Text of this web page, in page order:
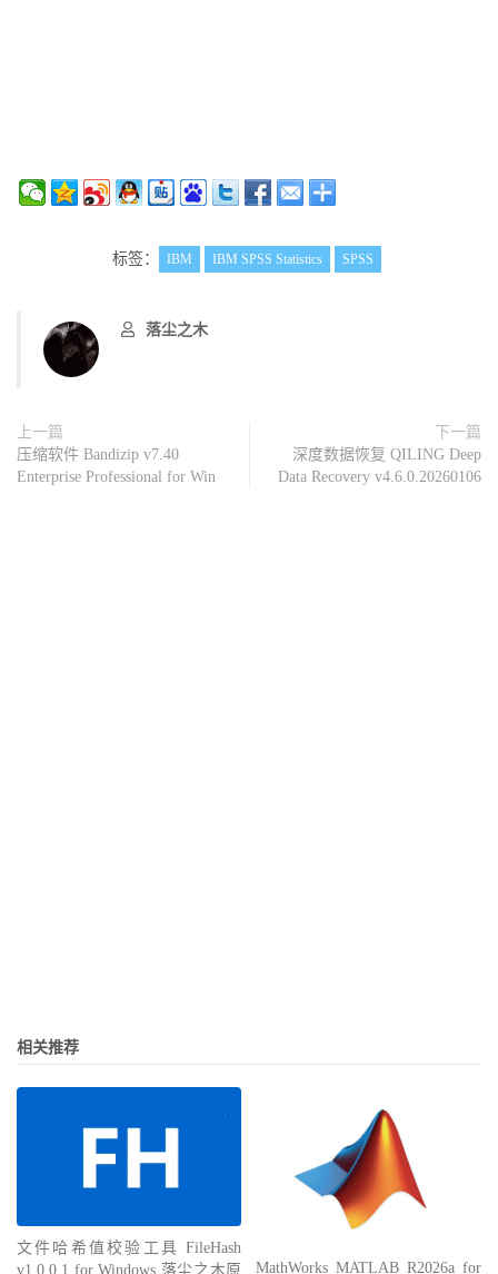
标签： IBM IBM SPSS Statistics SPSS
落尘之木
上一篇
压缩软件 Bandizip v7.40
Enterprise Professional for Win
下一篇
深度数据恢复 QILING Deep
Data Recovery v4.6.0.20260106
相关推荐
文件哈希值校验工具 FileHash
v1.0.0.1 for Windows 落尘之木原
MathWorks MATLAB R2026a for